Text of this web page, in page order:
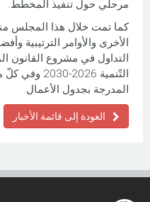
مرحلي حول تنفيذ المخطط.
كما تمت خلال هذا المجلس
الأخرى والأوامر الترتيبية
التداول في مشروع القانون
التّنمية
المدرجة بجدول الأعمال.
العودة إلى قائمة الأخبار